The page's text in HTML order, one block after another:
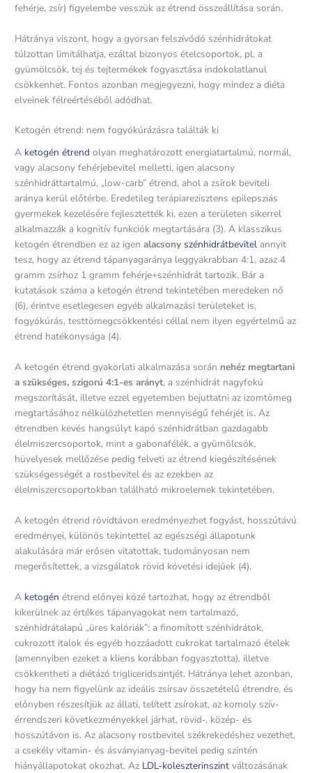
fehérje, zsír) figyelembe vesszük az étrend összeállítása során.
Hátránya viszont, hogy a gyorsan felszívódó szénhidrátokat
túlzottan limitálhatja, ezáltal bizonyos ételcsoportok, pl. a
gyümölcsök, tej és tejtermékek fogyasztása indokolatlanul
csökkenhet. Fontos azonban megjegyezni, hogy mindez a diéta
elveinek félreértéséből adódhat.
Ketogén étrend: nem fogyókúrázásra találták ki
A ketogén étrend olyan meghatározott energiatartalmú, normál,
vagy alacsony fehérjebevitel melletti, igen alacsony
szénhidráttartalmú, „low-carb” étrend, ahol a zsírok beviteli
aránya kerül előtérbe. Eredetileg terápiarezisztens epilepsziás
gyermekek kezelésére fejlesztették ki, ezen a területen sikerrel
alkalmazzák a kognitív funkciók megtartására (3). A klasszikus
ketogén étrendben ez az igen alacsonyszénhidrátbevitel annyit
tesz, hogy az étrend tápanyagaránya leggyakrabban 4:1, azaz 4
gramm zsírhoz 1 gramm fehérje+szénhidrát tartozik. Bár a
kutatások száma a ketogén étrend tekintetében meredeken nő
(6), érintve esetlegesen egyéb alkalmazási területeket is,
fogyókúrás, testtömegcsökkentési céllal nem ilyen egyértelmű az
étrend hatékonysága (4).
A ketogén étrend gyakorlati alkalmazása során nehéz megtartani
a szükséges, szigorú 4:1-es arányt, a szénhidrát nagyfokú
megszorítását, illetve ezzel egyetemben bejuttatni az izomtömeg
megtartásához nélkülözhetetlen mennyiségű fehérjét is. Az
étrendben kevés hangsúlyt kapó szénhidrátban gazdagabb
élelmiszercsoportok, mint a gabonafélék, a gyümölcsök,
hüvelyesek mellőzése pedig felveti az étrend kiegészítésének
szükségességét a rostbevitel és az ezekben az
élelmiszercsoportokban található mikroelemek tekintetében.
A ketogén étrend rövidtávon eredményezhet fogyást, hosszútávú
eredményei, különös tekintettel az egészségi állapotunk
alakulására már erősen vitatottak, tudományosan nem
megerősítettek, a vizsgálatok rövid követési idejűek (4).
A ketogén étrend előnyei közé tartozhat, hogy az étrendből
kikerülnek az értékes tápanyagokat nem tartalmazó,
szénhidrátalapú „üres kalóriák”: a finomított szénhidrátok,
cukrozott italok és egyéb hozzáadott cukrokat tartalmazó ételek
(amennyiben ezeket a kliens korábban fogyasztotta), illetve
csökkentheti a diétázó trigliceridszintjét. Hátránya lehet azonban,
hogy ha nem figyelünk az ideális zsírsav összetételű étrendre, és
előnyben részesítjük az állati, telített zsírokat, az komoly szív-
érrendszeri következményekkel járhat, rövid-, közép- és
hosszútávon is. Az alacsony rostbevitel székrekedéshez vezethet,
a csekély vitamin- és ásványianyag-bevitel pedig szintén
hiányállapotokat okozhat. Az LDL-koleszterinszint változásának